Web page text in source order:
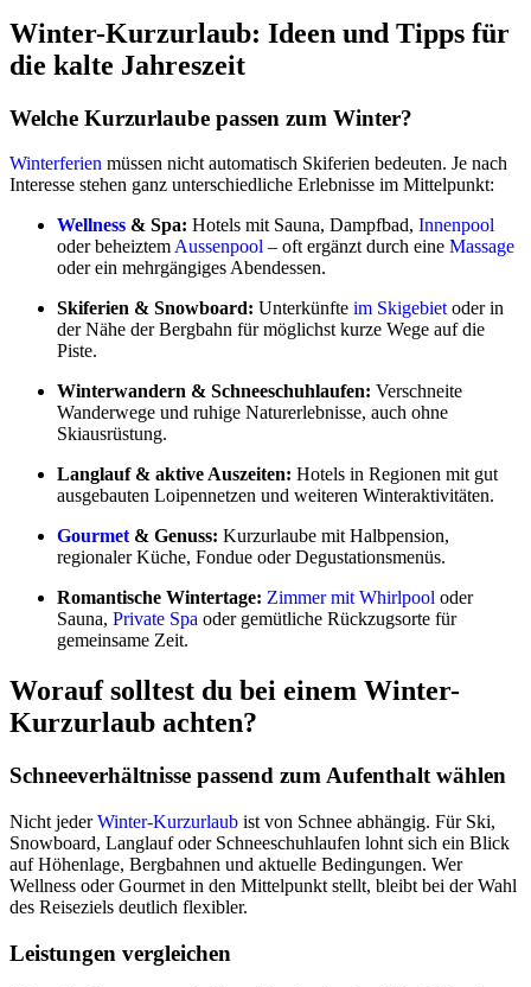
Winter-Kurzurlaub: Ideen und Tipps für
die kalte Jahreszeit
Welche Kurzurlaube passen zum Winter?
Winterferien müssen nicht automatisch Skiferien bedeuten. Je nach
Interesse stehen ganz unterschiedliche Erlebnisse im Mittelpunkt:
Wellness & Spa: Hotels mit Sauna, Dampfbad, Innenpool
oder beheiztem Aussenpool – oft ergänzt durch eine Massage
oder ein mehrgängiges Abendessen.
Skiferien & Snowboard: Unterkünfte im Skigebiet oder in
der Nähe der Bergbahn für möglichst kurze Wege auf die
Piste.
Winterwandern & Schneeschuhlaufen: Verschneite
Wanderwege und ruhige Naturerlebnisse, auch ohne
Skiausrüstung.
Langlauf & aktive Auszeiten: Hotels in Regionen mit gut
ausgebauten Loipennetzen und weiteren Winteraktivitäten.
Gourmet & Genuss: Kurzurlaube mit Halbpension,
regionaler Küche, Fondue oder Degustationsmenüs.
Romantische Wintertage: Zimmer mit Whirlpool oder
Sauna, Private Spa oder gemütliche Rückzugsorte für
gemeinsame Zeit.
Worauf solltest du bei einem Winter-
Kurzurlaub achten?
Schneeverhältnisse passend zum Aufenthalt wählen
Nicht jederWinter-Kurzurlaub ist von Schnee abhängig. Für Ski,
Snowboard, Langlauf oder Schneeschuhlaufen lohnt sich ein Blick
auf Höhenlage, Bergbahnen und aktuelle Bedingungen. Wer
Wellness oder Gourmet in den Mittelpunkt stellt, bleibt bei der Wahl
des Reiseziels deutlich flexibler.
Leistungen vergleichen